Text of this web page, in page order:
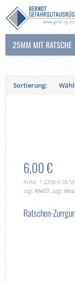
25MM MIT RATSCHE
Sortierung:
6,00 €
ArtNr. 1.2206-6 05 55
zzgl. MwST, zzgl.
Ratschen-